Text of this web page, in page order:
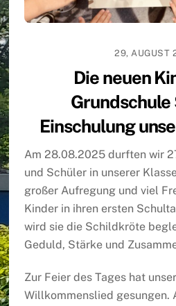
29, AUGUST
Die neuen
Grundschule
Einschulung
Am 28.08.2025 durften wir
und Schüler in unserer
großer Aufregung und viel
Kinder in ihren ersten
wird sie die Schildkröte
Geduld, Stärke und
Zur Feier des Tages hat
Willkommenslied gesungen.